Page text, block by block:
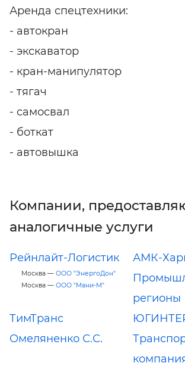
Аренда спецтехники:
- автокран
- экскаватор
- кран-манипулятор
- тягач
- самосвал
- боткат
- автовышка
Компании,
аналогичные услуги
Рейнлайт-Логистик
Москва — ООО "ЭнергоДон"
Москва — ООО "Мани-М"
АМК-
регионы
ТимТранс
Омеляненко С.С.